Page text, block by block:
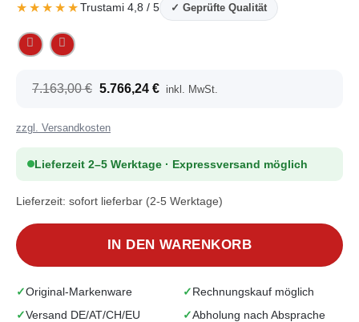
★★★★★ Trustami 4,8 / 5 ✓ Geprüfte Qualität
7.163,00€ Ursprünglicher
7.163,00 €
5.766,24 €Aktueller
inkl. MwSt.
zzgl. Versandkosten
Lieferzeit 2–5 Werktage · Expressversand möglich
Lieferzeit: sofort lieferbar (2-5 Werktage)
IN DEN WARENKORB
Original-Markenware
Rechnungskauf möglich
Versand DE/AT/CH/EU
Abholung nach Absprache